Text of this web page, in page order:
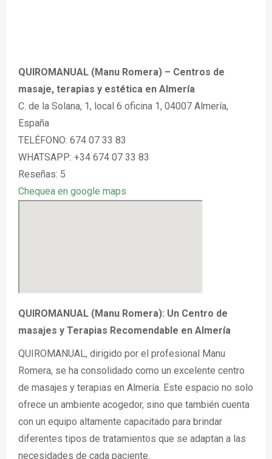
QUIROMANUAL (Manu Romera) – Centros de
masaje, terapias y estética en Almería
C. de la Solana, 1, local 6 oficina 1, 04007 Almería,
España
TELÉFONO: 674 07 33 83
WHATSAPP: +34 674 07 33 83
Reseñas: 5
Chequea en google maps
QUIROMANUAL (Manu Romera): Un Centro de
masajes y Terapias Recomendable en Almería
QUIROMANUAL, dirigido por el profesional Manu
Romera, se ha consolidado como un excelente centro
de masajes y terapias en Almería. Este espacio no solo
ofrece un ambiente acogedor, sino que también cuenta
con un equipo altamente capacitado para brindar
diferentes tipos de tratamientos que se adaptan a las
necesidades de cada paciente.